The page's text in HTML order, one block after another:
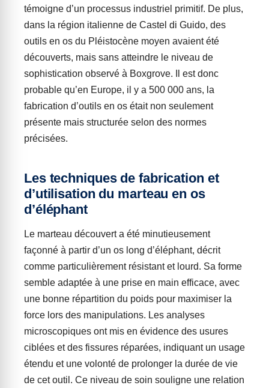
témoigne d’un processus industriel primitif. De plus,
dans la région italienne de Castel di Guido, des
outils en os du Pléistocène moyen avaient été
découverts, mais sans atteindre le niveau de
sophistication observé à Boxgrove. Il est donc
probable qu’en Europe, il y a 500 000 ans, la
fabrication d’outils en os était non seulement
présente mais structurée selon des normes
précisées.
Les techniques de fabrication et
d’utilisation du marteau en os
d’éléphant
Le marteau découvert a été minutieusement
façonné à partir d’un os long d’éléphant, décrit
comme particulièrement résistant et lourd. Sa forme
semble adaptée à une prise en main efficace, avec
une bonne répartition du poids pour maximiser la
force lors des manipulations. Les analyses
microscopiques ont mis en évidence des usures
ciblées et des fissures réparées, indiquant un usage
étendu et une volonté de prolonger la durée de vie
de cet outil. Ce niveau de soin souligne une relation